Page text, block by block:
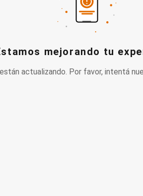
mejorando tu
actualizando. Por favor, intentá